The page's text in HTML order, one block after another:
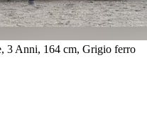
3 Anni, 164 cm, Grigio ferro